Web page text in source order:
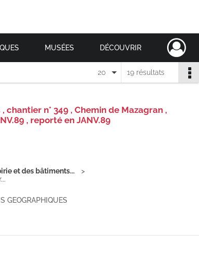
MUSÉES DÉCOUVRIR
19 résultats
20
chantier n° 349 , Chemin de Mazagran ,
, reporté en JANV.89
et des bâtiments...
GEOGRAPHIQUES